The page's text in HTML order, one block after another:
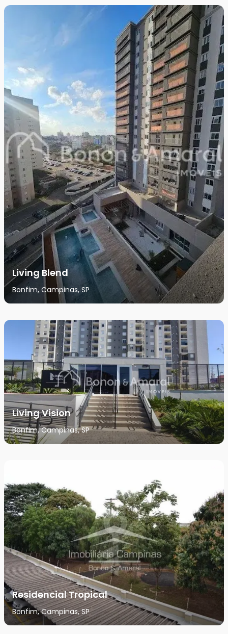
Living Blend
Bonfim, Campinas, SP
Living Vision
Bonfim, Campinas, SP
Residencial Tropical
Bonfim, Campinas, SP